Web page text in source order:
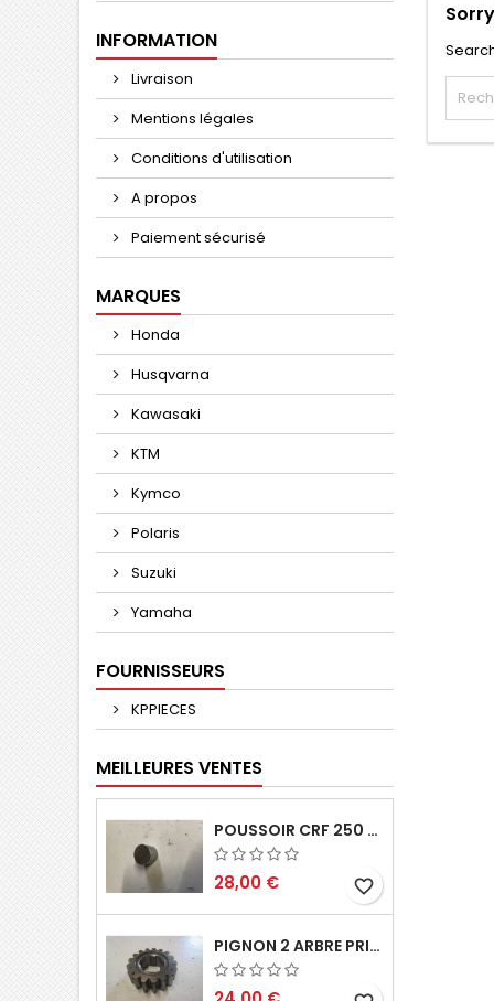
INFORMATION
Livraison
Mentions légales
Conditions d'utilisation
A propos
Paiement sécurisé
MARQUES
Honda
Husqvarna
Kawasaki
KTM
Kymco
Polaris
Suzuki
Yamaha
FOURNISSEURS
KPPIECES
MEILLEURES VENTES
POUSSOIR CRF 250 2005 2006
28,00 € favorite_border
PIGNON 2 ARBRE PRIMAIRE CR 250 1994